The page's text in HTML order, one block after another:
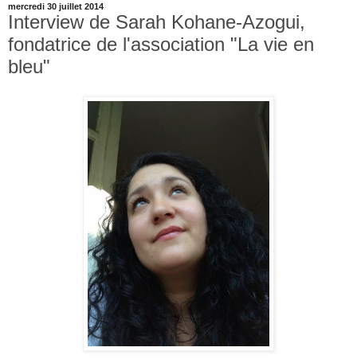
mercredi 30 juillet 2014
Interview de Sarah Kohane-Azogui,
fondatrice de l'association "La vie en
bleu"